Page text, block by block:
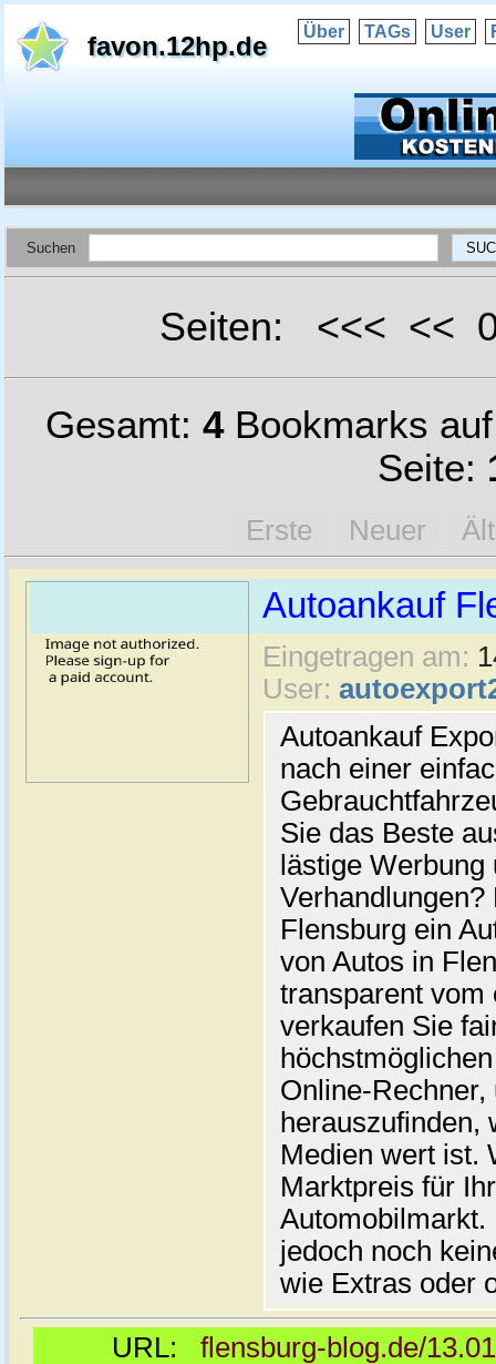
favon.12hp.de Über TAGs User
Suchen
Seiten: <<< <<
Gesamt: 4Bookmarks
Seite:
Erste Neuer
Autoankauf
Eingetragen am:
User:
Autoankauf
nach einer
Sie das Beste
lästige
Flensburg ein
von Autos in
transparent vom
verkaufen Sie
Online-
herauszufinden,
Medien wert ist.
Marktpreis für
jedoch noch
wie Extras oder
URL: flensburg-blog.de/